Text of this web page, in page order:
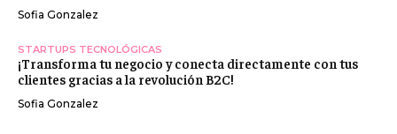
Sofia Gonzalez
STARTUPS TECNOLÓGICAS
¡Transforma tu negocio y conecta directamente con tus
clientes gracias a la revolución B2C!
Sofia Gonzalez